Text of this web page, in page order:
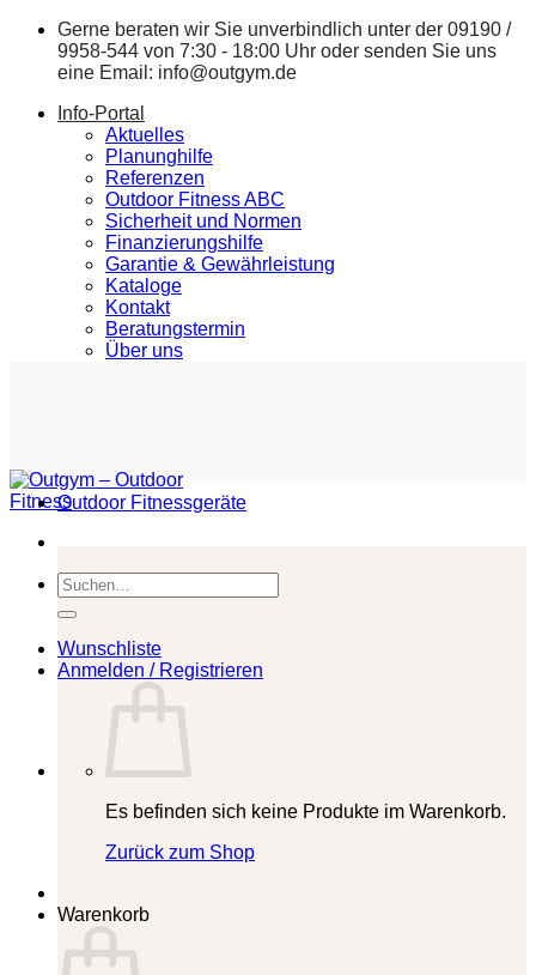
Zum
springen
Gerne beraten wir Sie unverbindlich unter der 09190 /
9958-544 von 7:30 - 18:00 Uhr oder senden Sie uns
eine Email: info@outgym.de
Info-Portal
Aktuelles
Planunghilfe
Referenzen
Outdoor Fitness ABC
Sicherheit und Normen
Finanzierungshilfe
Garantie & Gewährleistung
Kataloge
Kontakt
Beratungstermin
Über uns
Suchen
nach:
Wunschliste
Anmelden / Registrieren
Es befinden sich keine Produkte im Warenkorb.
Zurück zum Shop
Warenkorb
Outdoor Fitnessgeräte